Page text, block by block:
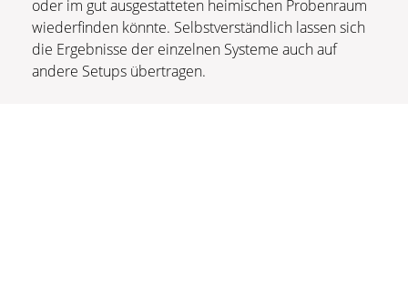
oder im gut ausgestatteten heimischen Probenraum
wiederfinden könnte. Selbstverständlich lassen sich
die Ergebnisse der einzelnen Systeme auch auf
andere Setups übertragen.